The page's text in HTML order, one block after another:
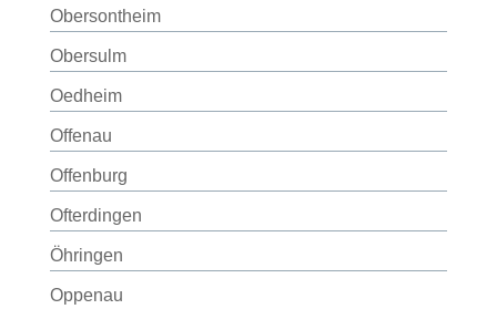
Obersontheim
Obersulm
Oedheim
Offenau
Offenburg
Ofterdingen
Öhringen
Oppenau